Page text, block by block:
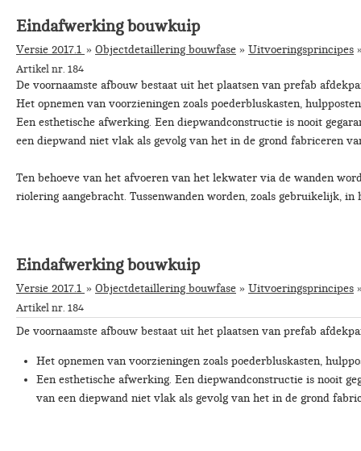
Eindafwerking bouwkuip
Versie 2017.1 Objectdetaillering bouwfase » Uitvoeringsprincipes
Artikel nr. 184
De voornaamste afbouw bestaat uit het plaatsen van prefab
Het opnemen van voorzieningen zoals poederbluskasten,
Een esthetische afwerking. Een diepwandconstructie is nooit
een diepwand niet vlak als gevolg van het in de grond fabrice­ren
Ten behoeve van het afvoeren van het lekwater via de wanden
riolering aangebracht. Tussenwanden worden, zoals gebruikelijk,
Eindafwerking bouwkuip
Versie 2017.1 Objectdetaillering bouwfase » Uitvoeringsprincipes
Artikel nr. 184
De voornaamste afbouw bestaat uit het plaatsen van prefab
Het opnemen van voorzieningen zoals poederbluskasten,
Een esthetische afwerking. Een diepwandconstructie is nooit
van een diepwand niet vlak als gevolg van het in de grond